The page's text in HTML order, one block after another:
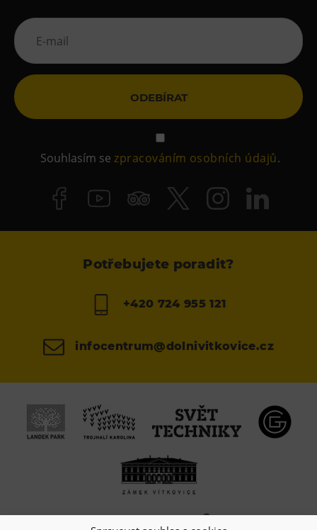
ODEBÍRAT
Souhlasím sezpracováním osobních údajů.
Potřebujete poradit?
+420 724 955 121
infocentrum@dolnivitkovice.cz